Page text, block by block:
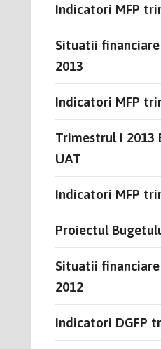
Indicatori MFP
Situatii
2013
Indicatori MFP
Trimestrul I 2013
UAT
Indicatori MFP
Proiectul
Situatii
2012
Indicatori DGFP